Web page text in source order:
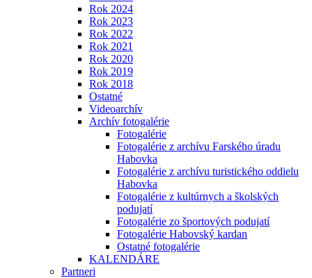
Rok 2024
Rok 2023
Rok 2022
Rok 2021
Rok 2020
Rok 2019
Rok 2018
Ostatné
Videoarchív
Archív fotogalérie
Fotogalérie
Fotogalérie z archívu Farského úradu
Habovka
Fotogalérie z archívu turistického oddielu
Habovka
Fotogalérie z kultúrnych a školských
podujatí
Fotogalérie zo športových podujatí
Fotogalérie Habovský kardan
Ostatné fotogalérie
KALENDÁRE
Partneri